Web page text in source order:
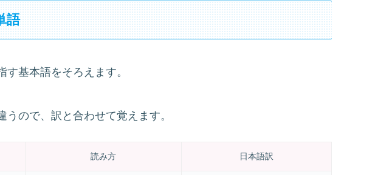
語
基本語をそろえます。
ので、訳と合わせて覚えます。
読み方 日本語訳